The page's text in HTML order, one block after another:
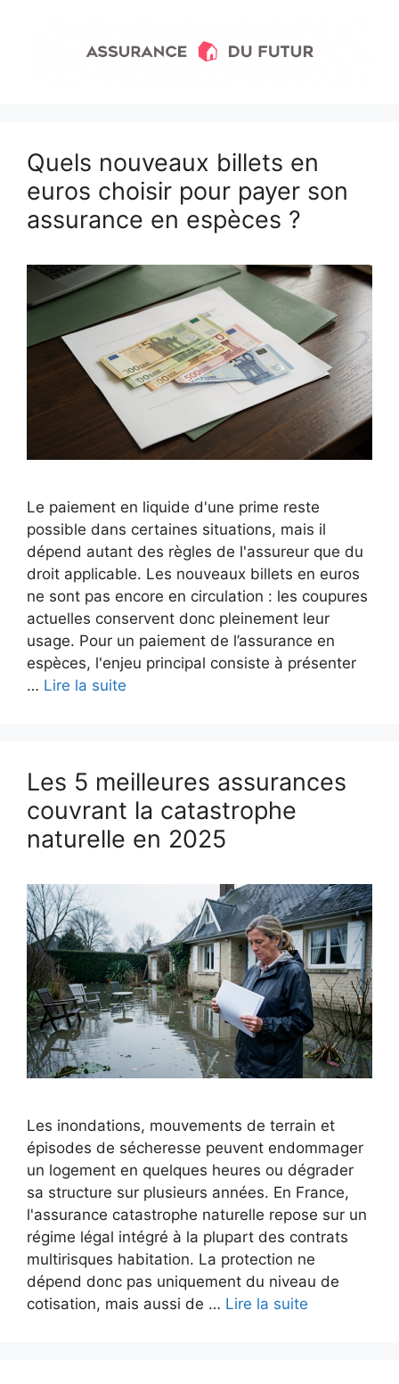
Quels nouveaux billets en
euros choisir pour payer son
assurance en espèces ?
Le paiement en liquide d'une prime reste
possible dans certaines situations, mais il
dépend autant des règles de l'assureur que du
droit applicable. Les nouveaux billets en euros
ne sont pas encore en circulation : les coupures
actuelles conservent donc pleinement leur
usage. Pour un paiement de l’assurance en
espèces, l'enjeu principal consiste à présenter
… Lire la suite
Les 5 meilleures assurances
couvrant la catastrophe
naturelle en 2025
Les inondations, mouvements de terrain et
épisodes de sécheresse peuvent endommager
un logement en quelques heures ou dégrader
sa structure sur plusieurs années. En France,
l'assurance catastrophe naturelle repose sur un
régime légal intégré à la plupart des contrats
multirisques habitation. La protection ne
dépend donc pas uniquement du niveau de
cotisation, mais aussi de … Lire la suite